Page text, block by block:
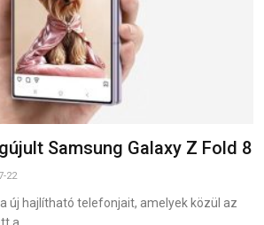
Samsung Galaxy Z Fold 8
22
új hajlítható telefonjait, amelyek közül az
a…